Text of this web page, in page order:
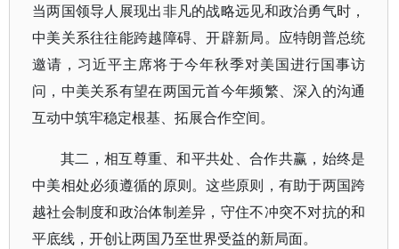
当两国领导人展现出非凡的战略远见和政治勇气时，
中美关系往往能跨越障碍、开辟新局。应特朗普总统
邀请，习近平主席将于今年秋季对美国进行国事访
问，中美关系有望在两国元首今年频繁、深入的沟通
互动中筑牢稳定根基、拓展合作空间。
其二，相互尊重、和平共处、合作共赢，始终是
中美相处必须遵循的原则。这些原则，有助于两国跨
越社会制度和政治体制差异，守住不冲突不对抗的和
平底线，开创让两国乃至世界受益的新局面。